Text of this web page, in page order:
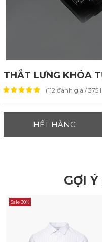
THẮT LƯNG KHÓA
(112 đánh giá /
HẾT HÀNG
GỢI
Sale 30%